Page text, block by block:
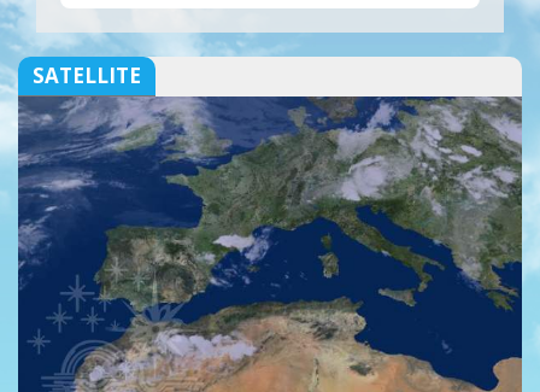
SATELLITE